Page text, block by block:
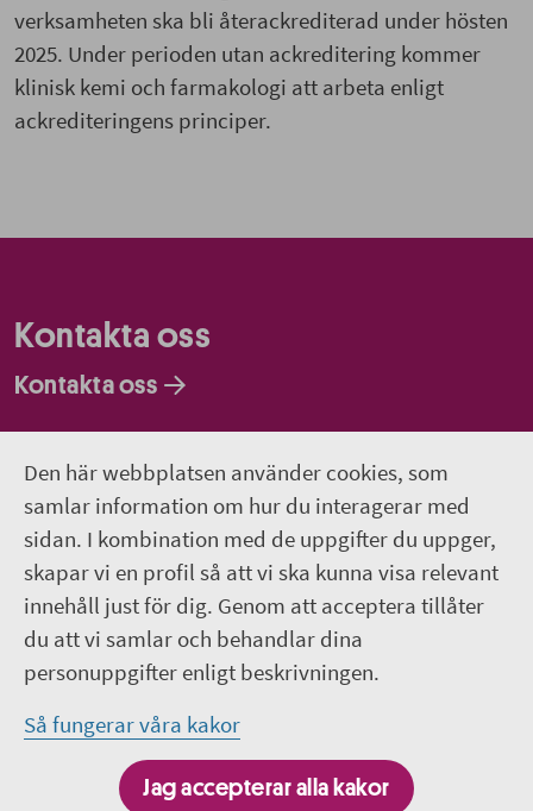
Den här webbplatsen använder cookies, som
samlar information om hur du interagerar med
sidan. I kombination med de uppgifter du uppger,
skapar vi en profil så att vi ska kunna visa relevant
innehåll just för dig. Genom att acceptera tillåter
du att vi samlar och behandlar dina
personuppgifter enligt beskrivningen.
Så fungerar våra kakor
Jag accepterar alla kakor
verksamheten ska bli återackrediterad under hösten
2025. Under perioden utan ackreditering kommer
klinisk kemi och farmakologi att arbeta enligt
ackrediteringens principer.
Kontakta oss
Kontakta oss
Om webbplatsen
018-611 00 00
region.uppsala@regionuppsala.se
Genvägar
För personal i Region Uppsala
It-system och e-tjänster